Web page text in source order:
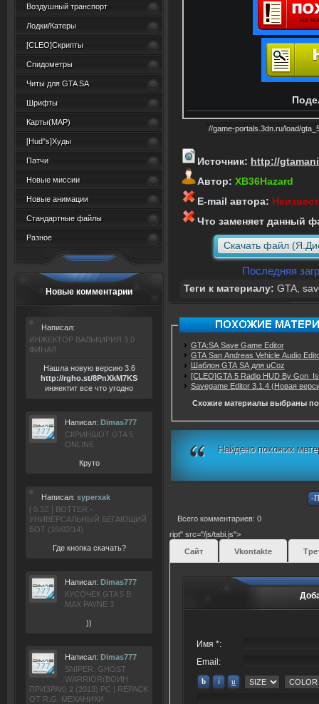
Воздушный транспорт
Лодки/Катеры
[CLEO]Скрипты
Спидометры
Читы для GTA SA
Шрифты
Карты(MAP)
[Hud"s]Худы
Патчи
Новые миссии
Новые анимации
Стандартные файлы
Разное
Новые комментарии
Написал:
ИНЖЕКТОР ВАЛЬКИРИЯ 3.0
ФИНАЛ
Нашла новую версию 3.6
http://rgho.st/8PnXkM7KS
инжектит все что угодно
Написал: Dimas777
СКРИНШОТ GTA 5
ONLINE
Круто
Написал: syperxak
[ 0.3Z ] BOTTER -
УНИВЕРСАЛЬНЫЙ БЕГАЮЩИЙ
БОТ (16/02/14)
Где кнопка скачать?
Написал: Dimas777
КУСОЧЕК GTA 5 В
MAX PAYNE 3
))
Написал: Dimas777
SNIPER: GHOST
WARRIOR(ВОИН
ПРИЗРАК) 2 (2013) РС | REPACK
ОТ R.G. МЕХАНИКИ
Источник: http://
Автор: XB36Hazard
E-mail автора:
Что заменяет данный
Скачать файл
Последняя
Теги к материалу: GTA
GTA:SA Save Game Editor
GTA San Andreas Vehicle Audio
Шаблон GTA SA для uCoz
[CLEO]GTA 5 Radio HUD By
Savegame Editor 3.1.4 (Новая
Схожие материалы выбраны по
Найдено похожих
Всего комментариев: 0
ript" src="/js/tabi.js">
Сайт
Vkontakte
Имя *:
Email: